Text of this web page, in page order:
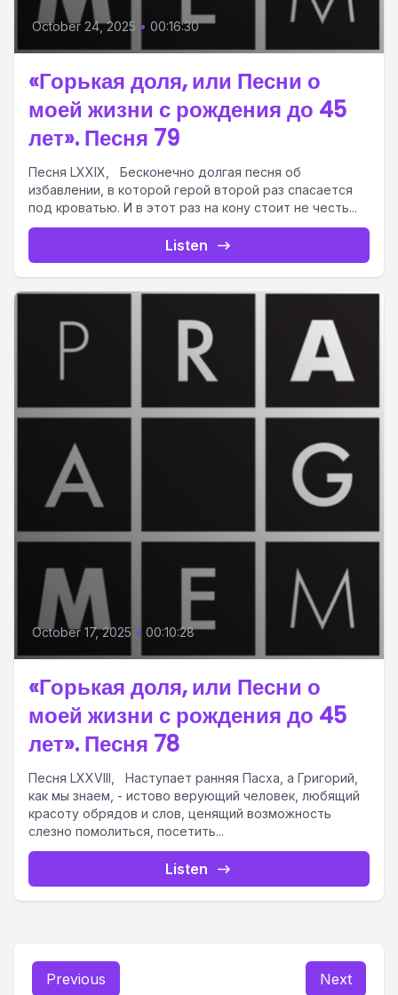
October 24, 2025 • 00:16:30
«Горькая доля, или Песни о
моей жизни с рождения до 45
лет». Песня 79
Песня LXXIX, Бесконечно долгая песня об
избавлении, в которой герой второй раз спасается
под кроватью. И в этот раз на кону стоит не честь...
Listen
October 17, 2025 • 00:10:28
«Горькая доля, или Песни о
моей жизни с рождения до 45
лет». Песня 78
Песня LXXVIII, Наступает ранняя Пасха, а Григорий,
как мы знаем, - истово верующий человек, любящий
красоту обрядов и слов, ценящий возможность
слезно помолиться, посетить...
Listen
Previous Next